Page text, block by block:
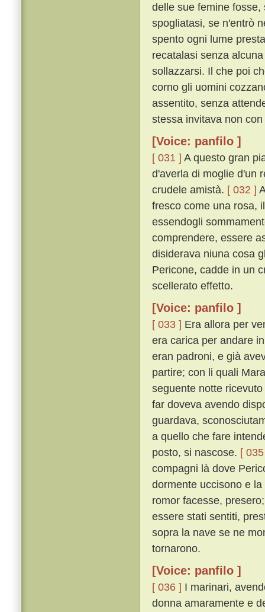
delle sue femine
spogliatasi, se n'entrò
spento ogni lume
recatalasi senza
sollazzarsi. Il che poi
corno gli uomini
assentito, senza
stessa invitava non
[Voice: panfilo ]
[ 031 ] A questo gran
d'averla di moglie d'un
crudele amistà. [ 032 ]
fresco come una rosa,
essendogli
comprendere, essere
disiderava niuna cosa
Pericone, cadde in un
scellerato effetto.
[Voice: panfilo ]
[ 033 ] Era allora per
era carica per andare
eran padroni, e già
partire; con li quali
seguente notte
far doveva avendo
guardava,
a quello che fare
posto, si nascose. [
compagni là dove
dormente uccisono e
romor facesse,
essere stati sentiti,
sopra la nave se ne
tornarono.
[Voice: panfilo ]
[ 036 ] I marinari,
donna amaramente e